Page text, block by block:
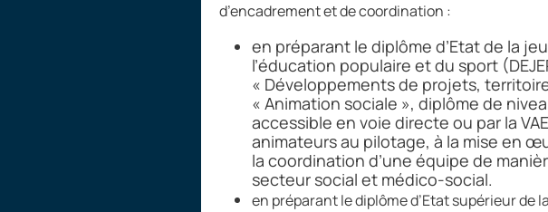
d’encadrement et de coordination :
en préparant le diplôme d’Etat de la
l’éducation populaire et du sport
« Développements de projets,
« Animation sociale », diplôme de
accessible en voie directe ou par la
animateurs au pilotage, à la mise en
la coordination d’une équipe de
secteur social et médico-social.
en préparant le diplôme d’Etat supérieur de